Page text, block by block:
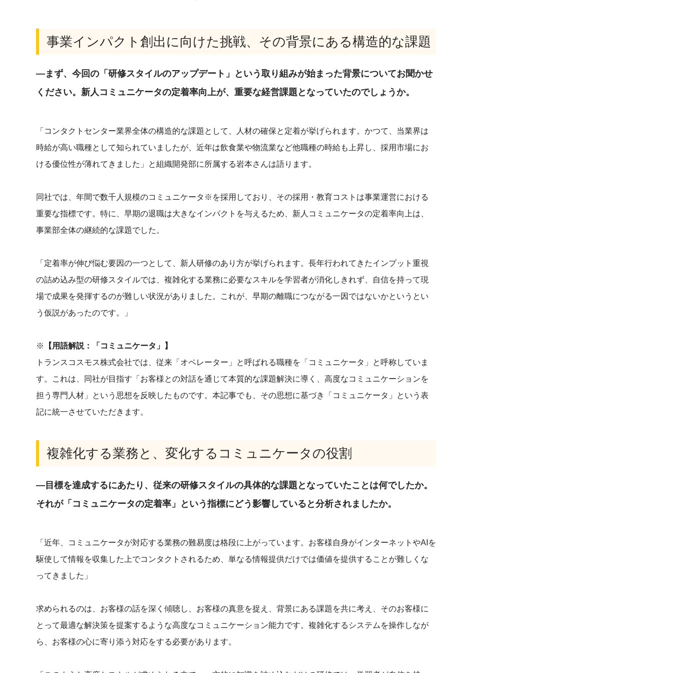
事業インパクト創出に向けた挑戦、その背景にある構造的な課題
―まず、今回の「研修スタイルのアップデート」という取り組みが始まった背景についてお聞かせ
ください。新人コミュニケータの定着率向上が、重要な経営課題となっていたのでしょうか。
「コンタクトセンター業界全体の構造的な課題として、人材の確保と定着が挙げられます。かつて、当業界は
時給が高い職種として知られていましたが、近年は飲食業や物流業など他職種の時給も上昇し、採用市場にお
ける優位性が薄れてきました」と組織開発部に所属する岩本さんは語ります。
同社では、年間で数千人規模のコミュニケータ ※ を採用しており、その採用・教育コストは事業運営における
重要な指標です。特に、早期の退職は大きなインパクトを与えるため、新人コミュニケータの定着率向上は、
事業部全体の継続的な課題でした。
「定着率が伸び悩む要因の一つとして、新人研修のあり方が挙げられます。長年行われてきたインプット重視
の詰め込み型の研修スタイルでは、複雑化する業務に必要なスキルを学習者が消化しきれず、自信を持って現
場で成果を発揮するのが難しい状況がありました。これが、早期の離職につながる一因ではないかというとい
う仮説があったのです。」
※
【用語解説：「コミュニケータ」】
トランスコスモス株式会社では、従来「オペレーター」と呼ばれる職種を「コミュニケータ」と呼称していま
す。これは、同社が目指す「お客様との対話を通じて本質的な課題解決に導く、高度なコミュニケーションを
担う専門人材」という思想を反映したものです。本記事でも、その思想に基づき「コミュニケータ」という表
記に統一させていただきます。
複雑化する業務と、変化するコミュニケータの役割
―目標を達成するにあたり、従来の研修スタイルの具体的な課題となっていたことは何でしたか。
それが「コミュニケータの定着率」という指標にどう影響していると分析されましたか。
「近年、コミュニケータが対応する業務の難易度は格段に上がっています。お客様自身がインターネットやAIを
駆使して情報を収集した上でコンタクトされるため、単なる情報提供だけでは価値を提供することが難しくな
ってきました」
求められるのは、お客様の話を深く傾聴し、お客様の真意を捉え、背景にある課題を共に考え、そのお客様に
とって最適な解決策を提案するような高度なコミュニケーション能力です。複雑化するシステムを操作しなが
ら、お客様の心に寄り添う対応をする必要があります。